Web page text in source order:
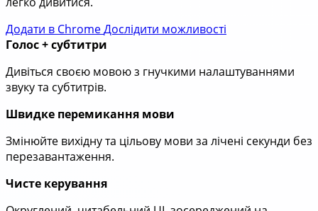
Додати в ChromeДослідити можливості
Голос + субтитри
Дивіться своєю мовою з гнучкими налаштуваннями
звуку та субтитрів.
Швидке перемикання мови
Змінюйте вихідну та цільову мови за лічені секунди без
перезавантаження.
Чисте керування